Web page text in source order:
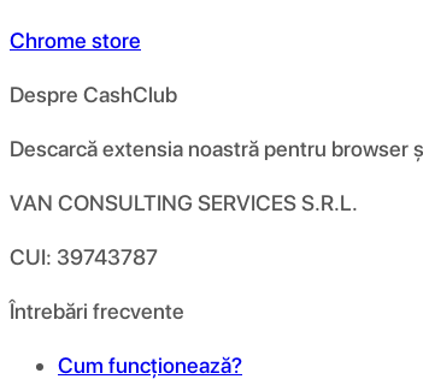
Chrome store
Despre CashClub
Descarcă extensia noastră pentru browser
VAN CONSULTING SERVICES S.R.L.
CUI: 39743787
Întrebări frecvente
Cum funcționează?